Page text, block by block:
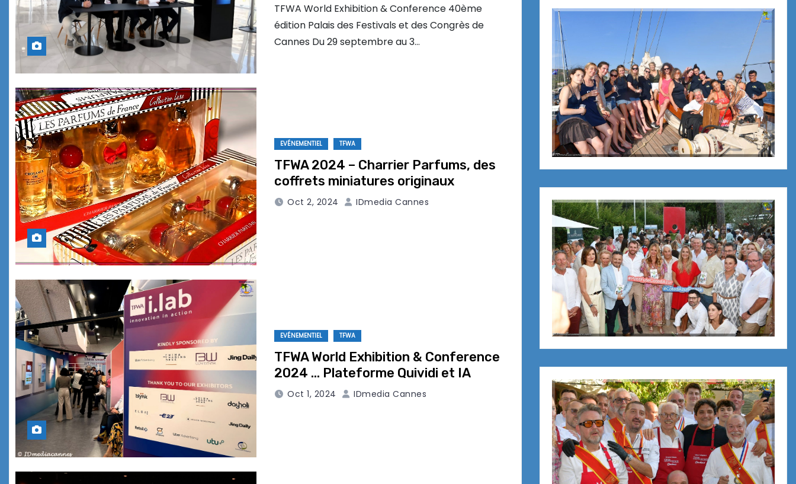
TFWA World Exhibition & Conference 40ème
édition Palais des Festivals et des Congrès de
Cannes Du 29 septembre au 3…
EVÉNEMENTIEL TFWA
TFWA 2024 – Charrier Parfums, des
coffrets miniatures originaux
Oct 2, 2024 IDmedia Cannes
EVÉNEMENTIEL TFWA
TFWA World Exhibition & Conference
2024 … Plateforme Quividi et IA
Oct 1, 2024 IDmedia Cannes